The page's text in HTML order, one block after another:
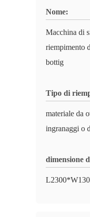
Nome:
Macchina di
riempimento
bottig
Tipo di
materiale da
ingranaggi o
dimensione